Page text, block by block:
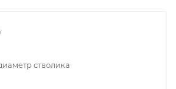
стволика